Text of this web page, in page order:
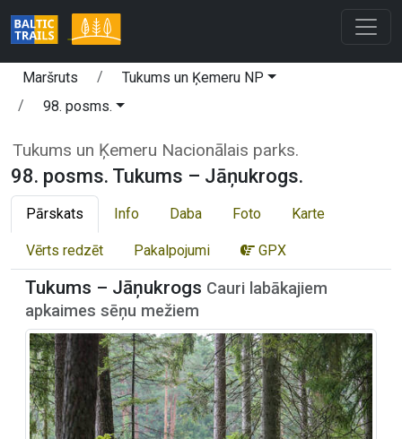
Maršruts
Tukums un Ķemeru NP
98. posms.
Tukums un Ķemeru Nacionālais parks.
98. posms. Tukums – Jāņukrogs.
Pārskats Info Daba Foto Karte
Vērts redzēt Pakalpojumi GPX
Tukums – Jāņukrogs Cauri labākajiem
apkaimes sēņu mežiem